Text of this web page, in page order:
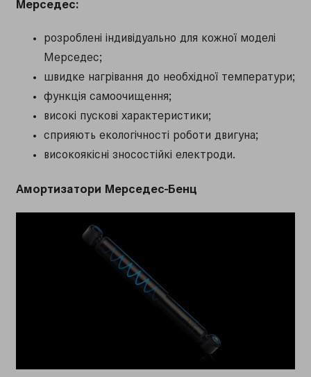
розроблені індивідуально для кожної моделі
Мерседес;
швидке нагрівання до необхідної температури;
функція самоочищення;
високі пускові характеристики;
сприяють екологічності роботи двигуна;
високоякісні зносостійкі електроди.
Амортизатори Мерседес-Бенц